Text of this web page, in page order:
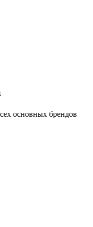
основных брендов